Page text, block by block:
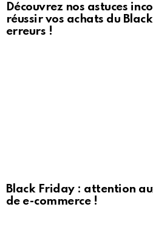
Découvrez nos astuces
réussir vos achats du
erreurs !
Black Friday : attention
de e-commerce !